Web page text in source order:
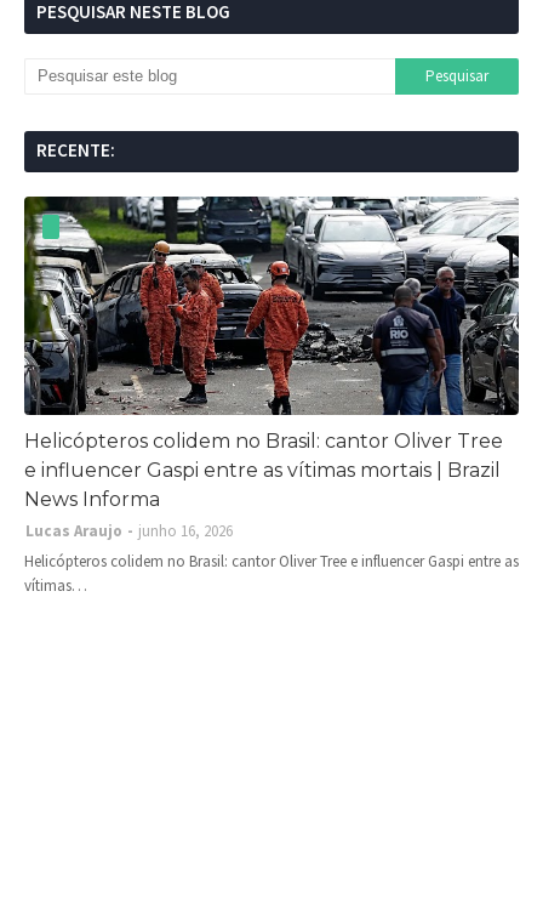
PESQUISAR NESTE BLOG
RECENTE:
Helicópteros colidem no Brasil: cantor Oliver Tree
e influencer Gaspi entre as vítimas mortais | Brazil
News Informa
Lucas Araujo
junho 16, 2026
Helicópteros colidem no Brasil: cantor Oliver Tree e influencer Gaspi entre as
vítimas…